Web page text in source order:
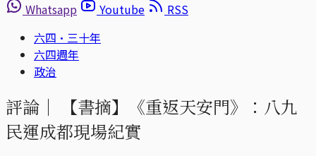
Whatsapp
Youtube
RSS
六四·三十年
六四週年
政治
評論｜
【書摘】《重返天安門》：八九
民運成都現場紀實